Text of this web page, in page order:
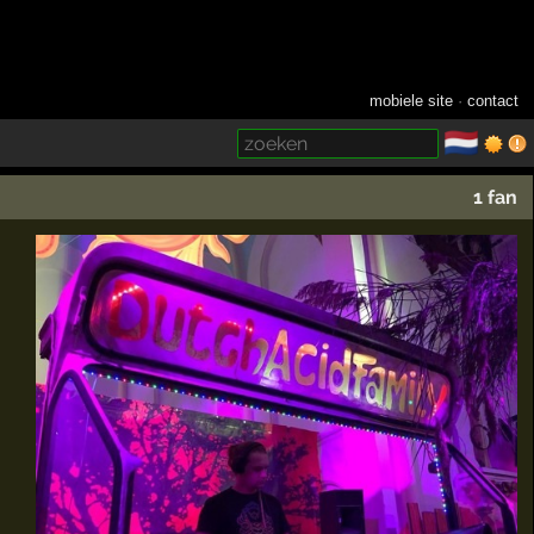
mobiele site ·contact
🇳🇱
1 fan